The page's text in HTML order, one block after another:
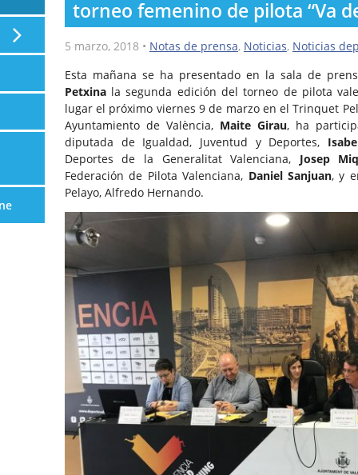
torneo femenino de pilota “Va
5 marzo, 2018 • Notas de prensa, Noticias, Noticias
Esta mañana se ha presentado en la sala de
Petxinala segunda edición del torneo de pilota
lugar el próximo viernes 9 de marzo en el Trinquet
Ayuntamiento de València, Maite Girau, ha
diputada de Igualdad, Juventud y Deportes,
Deportes de la Generalitat Valenciana, Josep
Federación de Pilota Valenciana, Daniel Sanjuan, y
Pelayo, Alfredo Hernando.